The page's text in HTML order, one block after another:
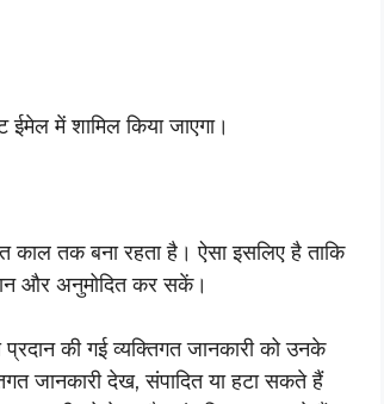
में शामिल किया जाएगा।
काल तक बना रहता है। ऐसा इसलिए है ताकि
और अनुमोदित कर सकें।
की गई व्यक्तिगत जानकारी को उनके
जानकारी देख, संपादित या हटा सकते हैं